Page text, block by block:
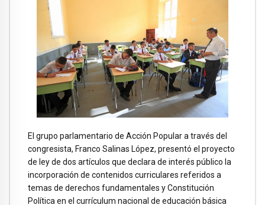
El grupo parlamentario de Acción Popular a través del
congresista, Franco Salinas López, presentó el proyecto
de ley de dos artículos que declara de interés público la
incorporación de contenidos curriculares referidos a
temas de derechos fundamentales y Constitución
Política en el currículum nacional de educación básica